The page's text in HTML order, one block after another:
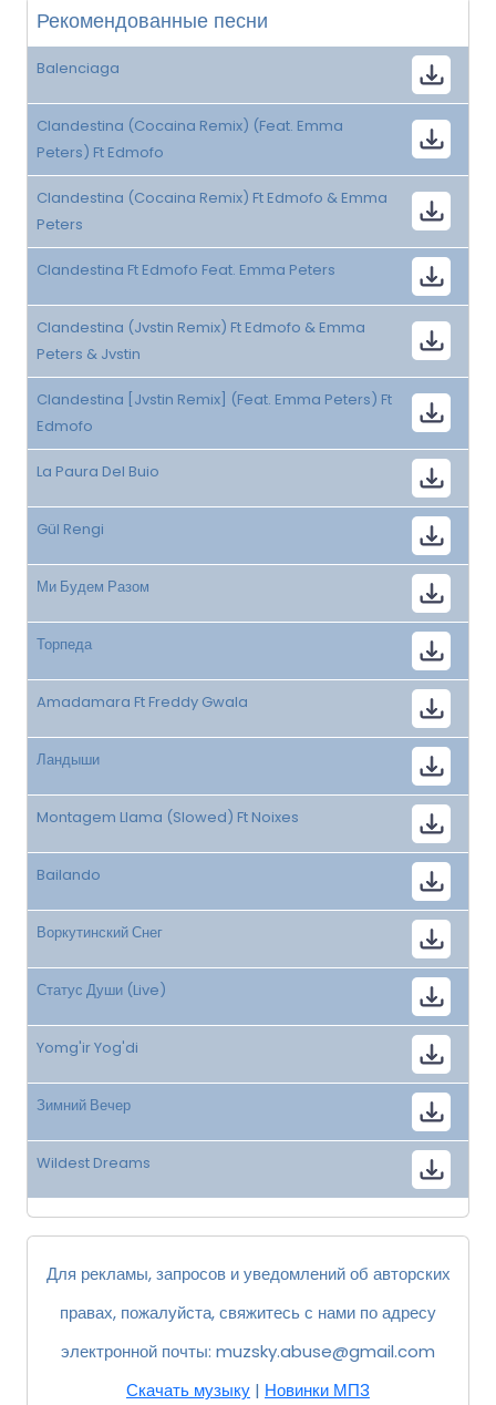
Рекомендованные песни
Balenciaga
Clandestina (Cocaina Remix) (Feat. Emma
Peters) Ft Edmofo
Clandestina (Cocaina Remix) Ft Edmofo & Emma
Peters
Clandestina Ft Edmofo Feat. Emma Peters
Clandestina (Jvstin Remix) Ft Edmofo & Emma
Peters & Jvstin
Clandestina [Jvstin Remix] (Feat. Emma Peters) Ft
Edmofo
La Paura Del Buio
Gül Rengi
Ми Будем Разом
Торпеда
Amadamara Ft Freddy Gwala
Ландыши
Montagem Llama (Slowed) Ft Noixes
Bailando
Воркутинский Снег
Статус Души (Live)
Yomg'ir Yog'di
Зимний Вечер
Wildest Dreams
Для рекламы, запросов и уведомлений об авторских
правах, пожалуйста, свяжитесь с нами по адресу
электронной почты: muzsky.abuse@gmail.com
Скачать музыку | Новинки МП3